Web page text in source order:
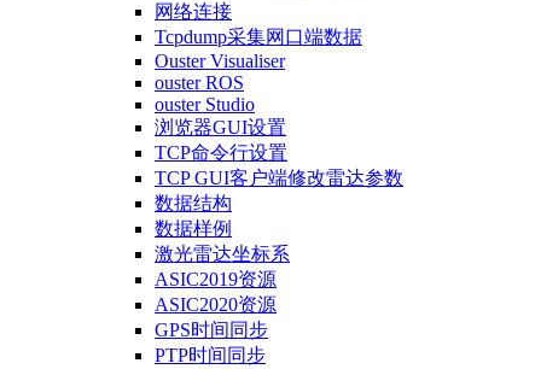
网络连接
Tcpdump采集网口端数据
Ouster Visualiser
ouster ROS
ouster Studio
浏览器GUI设置
TCP命令行设置
TCP GUI客户端修改雷达参数
数据结构
数据样例
激光雷达坐标系
ASIC2019资源
ASIC2020资源
GPS时间同步
PTP时间同步